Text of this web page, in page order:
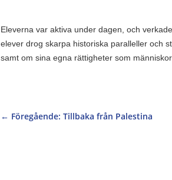
Eleverna var aktiva under dagen, och
elever drog skarpa historiska paralleller och
samt om sina egna rättigheter som
← Föregående: Tillbaka från Palestina